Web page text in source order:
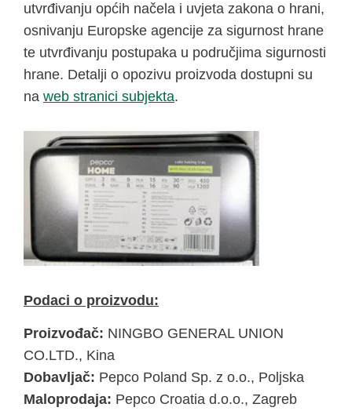
utvrđivanju općih načela i uvjeta zakona o hrani,
osnivanju Europske agencije za sigurnost hrane
te utvrđivanju postupaka u područjima sigurnosti
hrane. Detalji o opozivu proizvoda dostupni su
na web stranici subjekta.
Podaci o proizvodu:
Proizvođač: NINGBO GENERAL UNION
CO.LTD., Kina
Dobavljač: Pepco Poland Sp. z o.o., Poljska
Maloprodaja: Pepco Croatia d.o.o., Zagreb